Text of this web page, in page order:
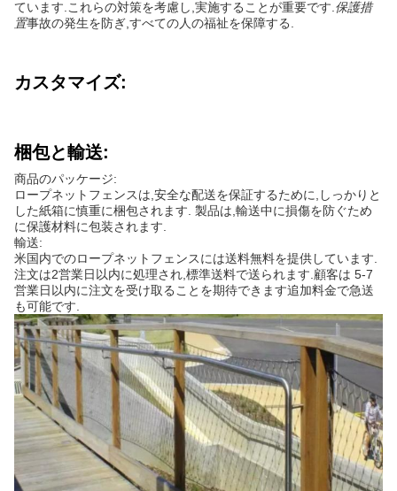
ています.これらの対策を考慮し,実施することが重要です. 保護措
置事故の発生を防ぎ,すべての人の福祉を保障する.
カスタマイズ:
梱包と輸送:
商品のパッケージ:
ロープネットフェンスは,安全な配送を保証するために,しっかりと
した紙箱に慎重に梱包されます. 製品は,輸送中に損傷を防ぐため
に保護材料に包装されます.
輸送:
米国内でのロープネットフェンスには送料無料を提供しています.
注文は2営業日以内に処理され,標準送料で送られます.顧客は 5-7
営業日以内に注文を受け取ることを期待できます追加料金で急送
も可能です.